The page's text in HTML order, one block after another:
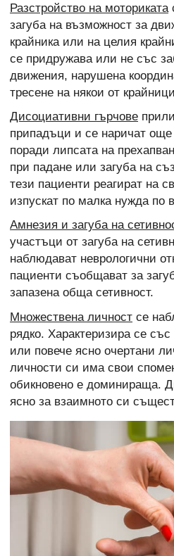
Разстройство на моториката
загуба на възможност за
крайника или на целия
се придружава или не със
движения, нарушена
тресене на някои от
Дисоциативни гърчове
припадъци и се наричат
поради липсата на
при падане или загуба на
тези пациенти реагират на
изпускат по малка нужда по
Амнезия и загуба на
участъци от загуба на
наблюдават неврологични
пациенти съобщават за
запазена обща сетивност.
Множествена личност се
рядко. Характеризира се
или повече ясно очертани
личности си има свои
обикновено е доминираща.
ясно за взаимното си